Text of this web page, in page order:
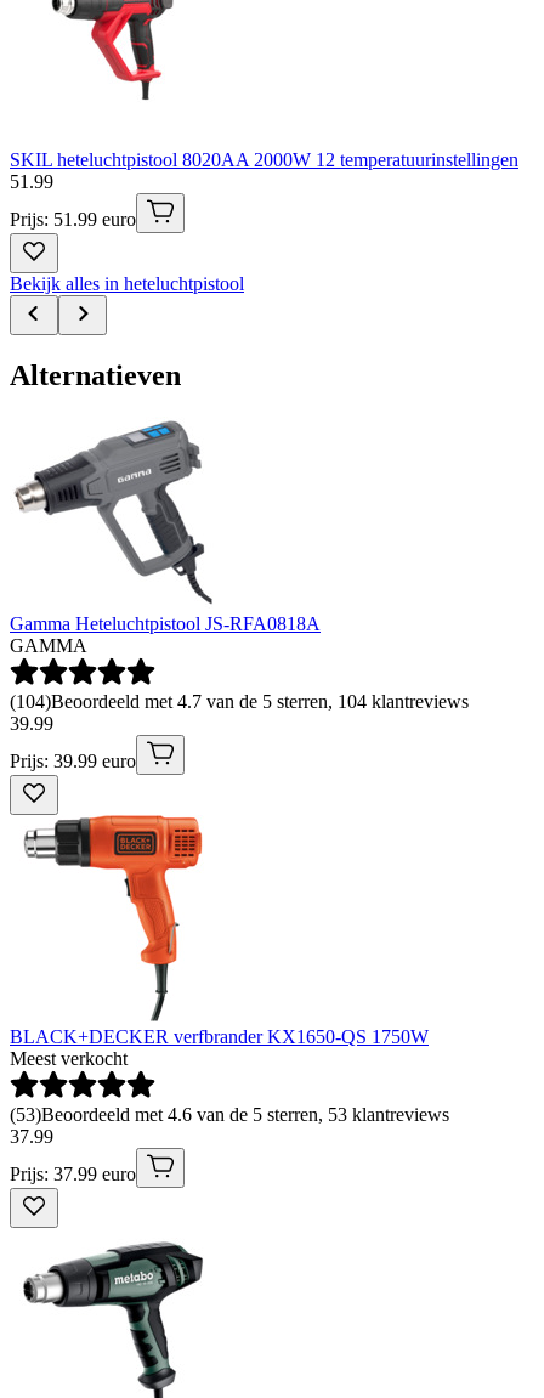
SKIL heteluchtpistool 8020AA 2000W 12 temperatuurinstellingen
51 .99
Prijs: 51.99 euro
Bekijk alles in heteluchtpistool
Alternatieven
Gamma Heteluchtpistool JS-RFA0818A
GAMMA
(104)Beoordeeld met 4.7 van de 5 sterren, 104 klantreviews
39.99
Prijs: 39.99 euro
BLACK+DECKER verfbrander KX1650-QS 1750W
Meest verkocht
(53)Beoordeeld met 4.6 van de 5 sterren, 53 klantreviews
37.99
Prijs: 37.99 euro